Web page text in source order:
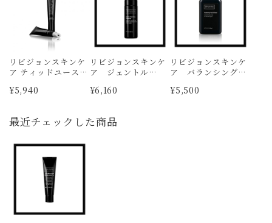
リビジョンスキンケ
ア ティッドユースフ
¥5,940
リビジョンスキンケ
ア ジェントル
ザー
¥6,160
リビジョンスキンケ
ア バランシング
¥5,500
最近チェックした商品